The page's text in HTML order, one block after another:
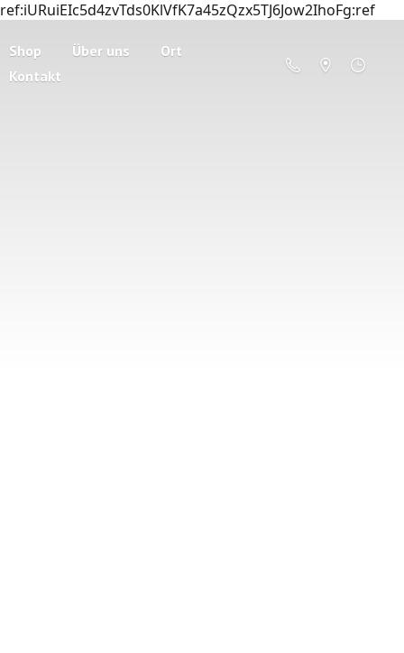
ref:iURuiEIc5d4zvTds0KlVfK7a45zQzx5TJ6Jow2IhoFg:ref
Shop Über uns
Ort
Kontakt